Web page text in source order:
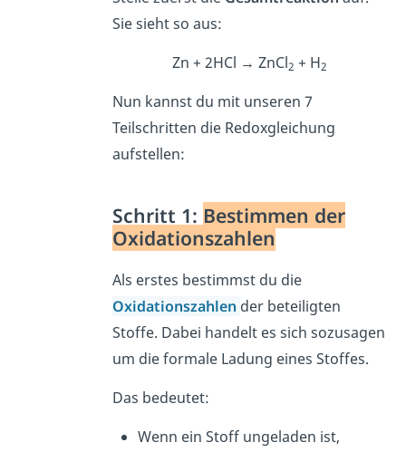
Sie sieht so aus:
Zn + 2HCl → ZnCl2 + H2
Nun kannst du mit unseren 7
Teilschritten die Redoxgleichung
aufstellen:
Schritt 1: Bestimmen der
Oxidationszahlen
Als erstes bestimmst du die
Oxidationszahlen der beteiligten
Stoffe. Dabei handelt es sich sozusagen
um die formale Ladung eines Stoffes.
Das bedeutet:
Wenn ein Stoff ungeladen ist,